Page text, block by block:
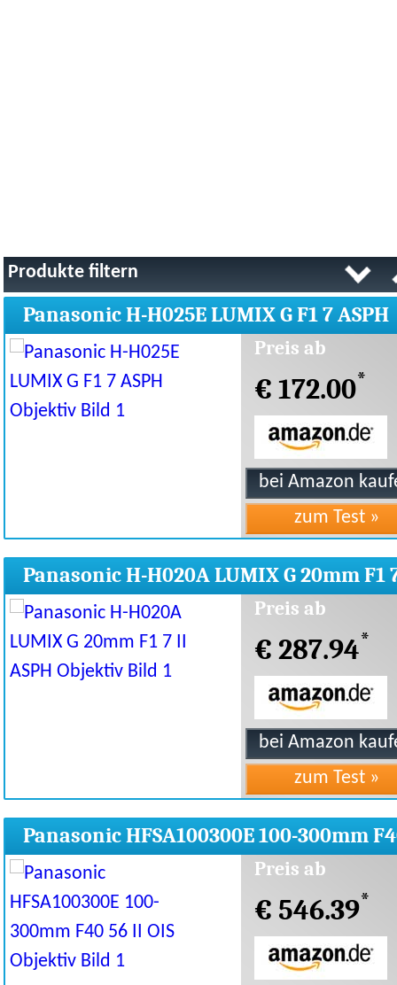
Produkte filtern
Panasonic H-H025E LUMIX G F1 7 ASPH
Objektiv
Preis ab
€ 172.00*
Panasonic H-H020A LUMIX G 20mm F1
ASPH Objektiv
Preis ab
€ 287.94*
Panasonic HFSA100300E 100-300mm
56 II OIS Objektiv
Preis ab
€ 546.39*